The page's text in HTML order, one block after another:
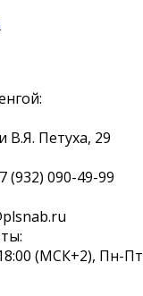
В.Я. Петуха, 29
(932) 090-49-99
(МСК+2), Пн-Пт